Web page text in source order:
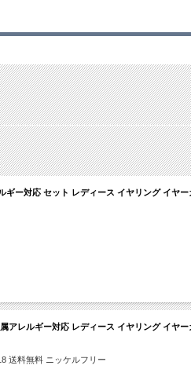
ギー対応 セット レディース イヤリング イヤ
アレルギー対応 レディース イヤリング イヤ
送料無料 ニッケルフリー